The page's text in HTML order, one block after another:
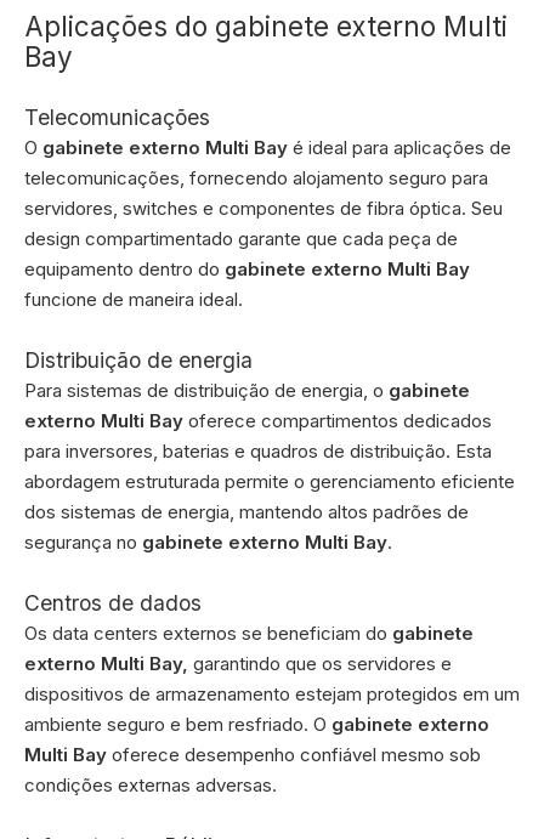
Aplicações do gabinete externo Multi
Bay
Telecomunicações
O gabinete externo Multi Bay é ideal para aplicações de
telecomunicações, fornecendo alojamento seguro para
servidores, switches e componentes de fibra óptica. Seu
design compartimentado garante que cada peça de
equipamento dentro do gabinete externo Multi Bay
funcione de maneira ideal.
Distribuição de energia
Para sistemas de distribuição de energia, o gabinete
externo Multi Bay oferece compartimentos dedicados
para inversores, baterias e quadros de distribuição. Esta
abordagem estruturada permite o gerenciamento eficiente
dos sistemas de energia, mantendo altos padrões de
segurança no gabinete externo Multi Bay.
Centros de dados
Os data centers externos se beneficiam do gabinete
externo Multi Bay, garantindo que os servidores e
dispositivos de armazenamento estejam protegidos em um
ambiente seguro e bem resfriado. O gabinete externo
Multi Bay oferece desempenho confiável mesmo sob
condições externas adversas.